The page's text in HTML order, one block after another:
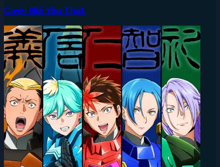
Cưới Giả Yêu Thật